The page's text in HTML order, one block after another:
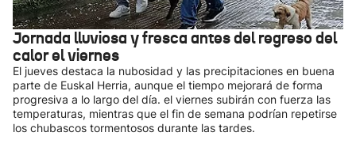
Jornada lluviosa y fresca antes del regreso del
calor el viernes
El jueves destaca la nubosidad y las precipitaciones en buena
parte de Euskal Herria, aunque el tiempo mejorará de forma
progresiva a lo largo del día. el viernes subirán con fuerza las
temperaturas, mientras que el fin de semana podrían repetirse
los chubascos tormentosos durante las tardes.